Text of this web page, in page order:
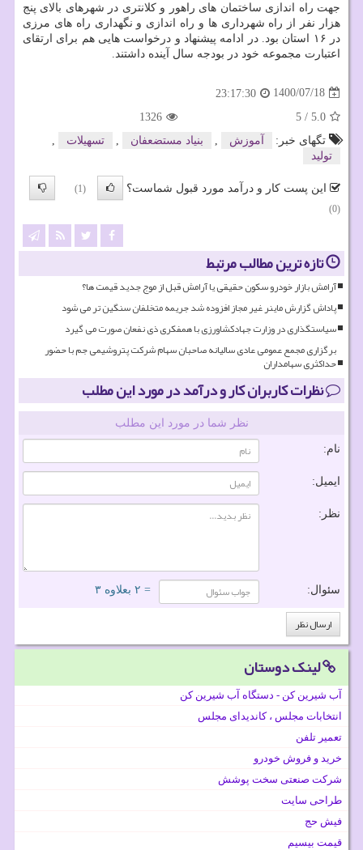
جهت راه اندازی ساختمان های راهور و کلانتری در شهرهای بالای پنج
هزار نفر از راه شهرداری ها و راه اندازی و نگهداری راه های مرزی
در ۱۶ استان بود. در ادامه پیشنهاد و درخواست هایی هم برای ارتقای
اعتبارت مجموعه خود در بودجه سال آینده داشتند.
1400/07/18
23:17:30
5.0
/
5
1326
تگهای خبر:
آموزش , بنیاد مستضعفان , تسهیلات
,
تولید
این پست کار و درآمد مورد قبول شماست؟
(1)
(0)
تازه ترین مطالب مرتبط
آرامش بازار خودرو سکون حقیقی یا آرامش قبل از موج جدید قیمت ها؟
پاداش گزارش ماینر غیر مجاز افزوده شد جریمه متخلفان سنگین تر می شود
سیاستگذاری در وزارت جهادکشاورزی با همفکری ذی نفعان صورت می گیرد
برگزاری مجمع عمومی عادی سالیانه صاحبان سهام شرکت پتروشیمی جم با حضور
حداکثری سهامداران
نظرات کاربران کار و درآمد در مورد این مطلب
نظر شما در مورد این مطلب
نام:
ایمیل:
نظر:
سئوال: = ۲ بعلاوه ۳
لینک دوستان
آب شیرین کن - دستگاه آب شیرین کن
انتخابات مجلس ، کاندیدای مجلس
تعمیر تلفن
خرید و فروش خودرو
شرکت صنعتی سخت پوشش
طراحی سایت
فیش حج
قیمت بیسیم